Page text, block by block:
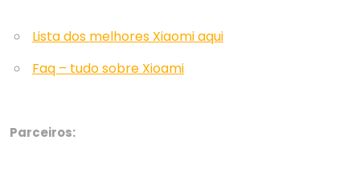
Lista dos melhores Xiaomi aqui
Faq – tudo sobre Xioami
Parceiros: